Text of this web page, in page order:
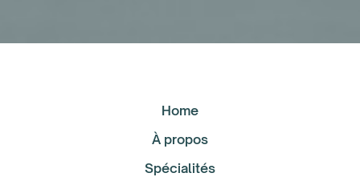
Home
À propos
Spécialités